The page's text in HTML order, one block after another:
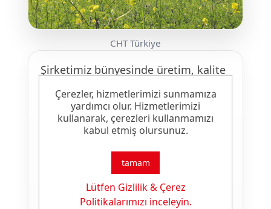
CHT Türkiye
Şirketimiz bünyesinde üretim, kalite
laboratuvarı, uygulama laboratuvarı,
enstrümantel analiz laboratuvarı,
depolama, ürün güvenlik ve teknik
servis imkanları mevcuttur.
Müşterilerilerine hızlı teslimat ve
teknik hizmet vermek amacıyla
İstanbul dışında; Çorlu, Bursa,
Denizli ve Gaziantep’te depo ve
Çerezler, hizmetlerimizi sunmamıza
yardımcı olur. Hizmetlerimizi
kullanarak, çerezleri kullanmamızı
kabul etmiş olursunuz.
tamam
Lütfen Gizlilik & Çerez
Politikalarımızı inceleyin.